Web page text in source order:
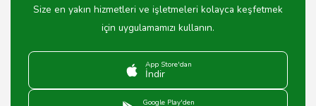
Size en yakın hizmetleri ve işletmeleri kolayca keşfetmek
için uygulamamızı kullanın.
App Store'dan
İndir
Google Play'den